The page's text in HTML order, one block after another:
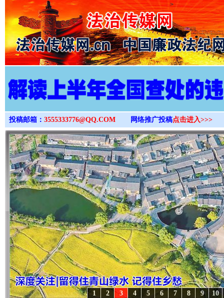
>
投稿邮箱： 3555333776@QQ.COM 网络推广投稿点击进入>>>
10
9
8
7
6
5
4
3
2
1